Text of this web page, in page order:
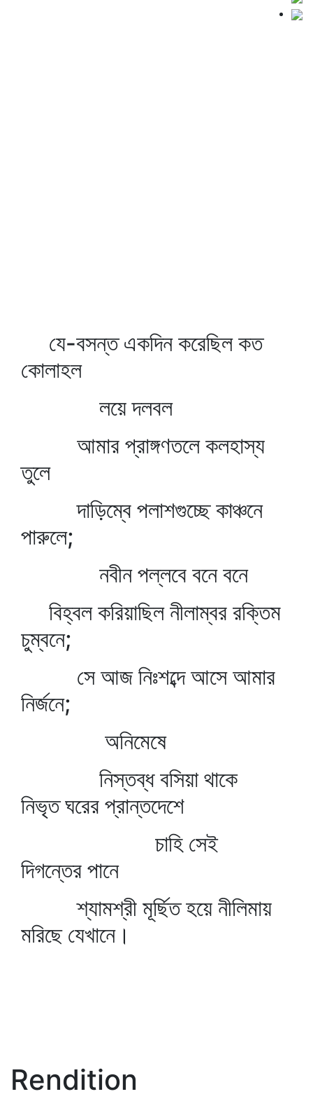
যে-বসন্ত একদিন করেছিল কত
কোলাহল
লয়ে দলবল
আমার প্রাঙ্গণতলে কলহাস্য
তুলে
দাড়িম্বে পলাশগুচ্ছে কাঞ্চনে
পারুলে;
নবীন পল্লবে বনে বনে
বিহ্বল করিয়াছিল নীলাম্বর রক্তিম
চুম্বনে;
সে আজ নিঃশব্দে আসে আমার
নির্জনে;
অনিমেষে
নিস্তব্ধ বসিয়া থাকে
নিভৃত ঘরের প্রান্তদেশে
চাহি সেই
দিগন্তের পানে
শ্যামশ্রী মূর্ছিত হয়ে নীলিমায়
মরিছে যেখানে।
Rendition